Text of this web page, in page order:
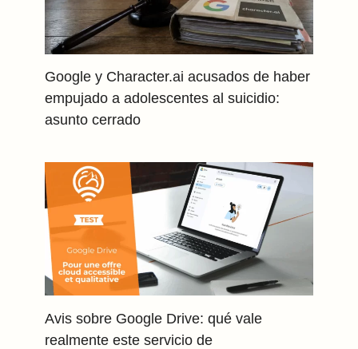
Google y Character.ai acusados de haber
empujado a adolescentes al suicidio:
asunto cerrado
Avis sobre Google Drive: qué vale
realmente este servicio de